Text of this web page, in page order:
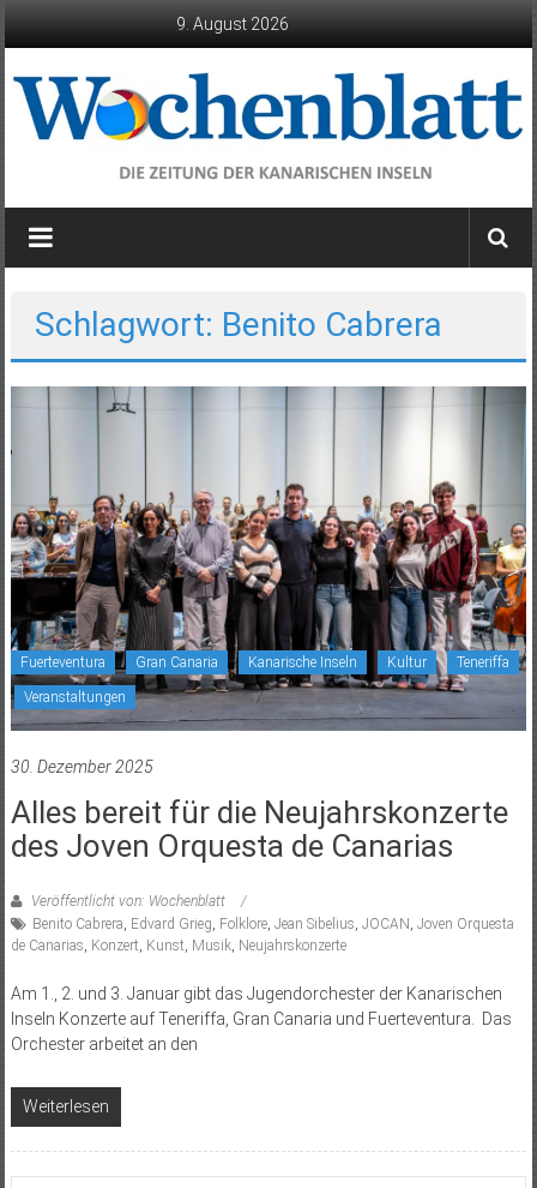
9. August 2026
Wochenblatt
die
Kanarischen
Inseln
Schlagwort: Benito Cabrera
Fuerteventura Gran Canaria Kanarische Inseln Kultur Teneriffa
Veranstaltungen
30. Dezember 2025
Alles bereit für die Neujahrskonzerte
des Joven Orquesta de Canarias
Veröffentlicht von: Wochenblatt
Benito Cabrera Edvard Grieg Folklore, Jean Sibelius JOCAN Joven Orquesta
de Canarias Konzert Kunst Musik, Neujahrskonzerte
Am 1., 2. und 3. Januar gibt das Jugendorchester der Kanarischen
Inseln Konzerte auf Teneriffa, Gran Canaria und Fuerteventura. Das
Orchester arbeitet an den
Weiterlesen